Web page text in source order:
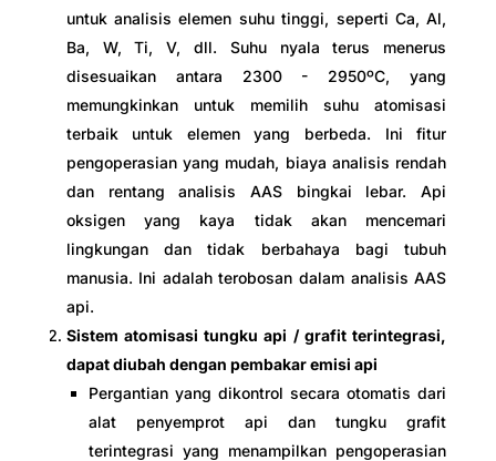
untuk analisis elemen suhu tinggi, seperti Ca, Al,
Ba, W, Ti, V, dll. Suhu nyala terus menerus
disesuaikan antara 2300 - 2950ºC, yang
memungkinkan untuk memilih suhu atomisasi
terbaik untuk elemen yang berbeda. Ini fitur
pengoperasian yang mudah, biaya analisis rendah
dan rentang analisis AAS bingkai lebar. Api
oksigen yang kaya tidak akan mencemari
lingkungan dan tidak berbahaya bagi tubuh
manusia. Ini adalah terobosan dalam analisis AAS
api.
Sistem atomisasi tungku api / grafit terintegrasi,
dapat diubah dengan pembakar emisi api
Pergantian yang dikontrol secara otomatis dari
alat penyemprot api dan tungku grafit
terintegrasi yang menampilkan pengoperasian